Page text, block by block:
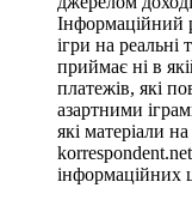
Інформаційний
ігри на реальні
приймає ні в
платежів, які
азартними
які матеріали
інформаційних